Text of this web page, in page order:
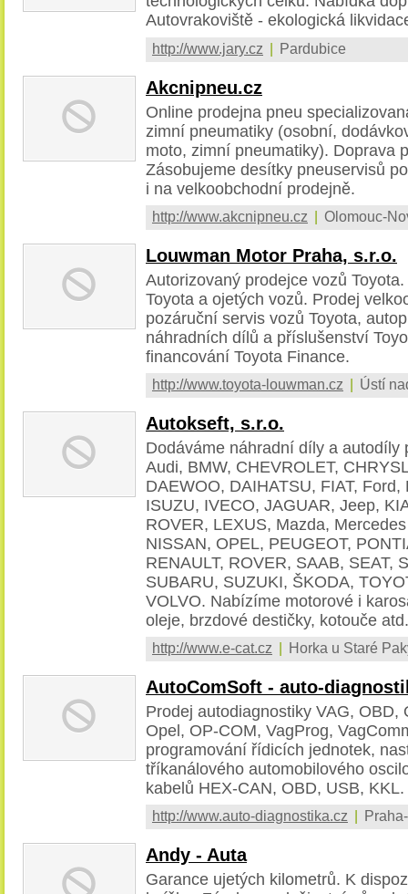
Autovrakoviště - ekologická
http://www.jary.cz | Pardubice
Akcnipneu.cz
Online prodejna pneu
zimní pneumatiky (osobní,
moto, zimní pneumatiky). Doprava
Zásobujeme desítky pneuservisů
i na velkoobchodní prodejně.
http://www.akcnipneu.cz | Olomouc-
Louwman Motor Praha, s.r.o.
Autorizovaný prodejce vozů
Toyota a ojetých vozů. Prodej
pozáruční servis vozů Toyota,
náhradních dílů a příslušenství
financování Toyota Finance.
http://www.toyota-louwman.cz | Ústí
Autokseft, s.r.o.
Dodáváme náhradní díly a autodíly
Audi, BMW, CHEVROLET,
DAEWOO, DAIHATSU, FIAT,
ISUZU, IVECO, JAGUAR, Jeep,
ROVER, LEXUS, Mazda,
NISSAN, OPEL, PEUGEOT,
RENAULT, ROVER, SAAB, SEAT,
SUBARU, SUZUKI, ŠKODA,
VOLVO. Nabízíme motorové i
oleje, brzdové destičky, kotouče
http://www.e-cat.cz | Horka u Staré
AutoComSoft - auto-
Prodej autodiagnostiky VAG, OBD,
Opel, OP-COM, VagProg,
programování řídicích jednotek,
tříkanálového automobilového
kabelů HEX-CAN, OBD, USB, KKL.
http://www.auto-diagnostika.cz |
Andy - Auta
Garance ujetých kilometrů. K